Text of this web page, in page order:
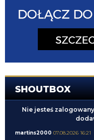
SHOUTBOX
Nie jesteś
martins2000 07.08.2026 16:21